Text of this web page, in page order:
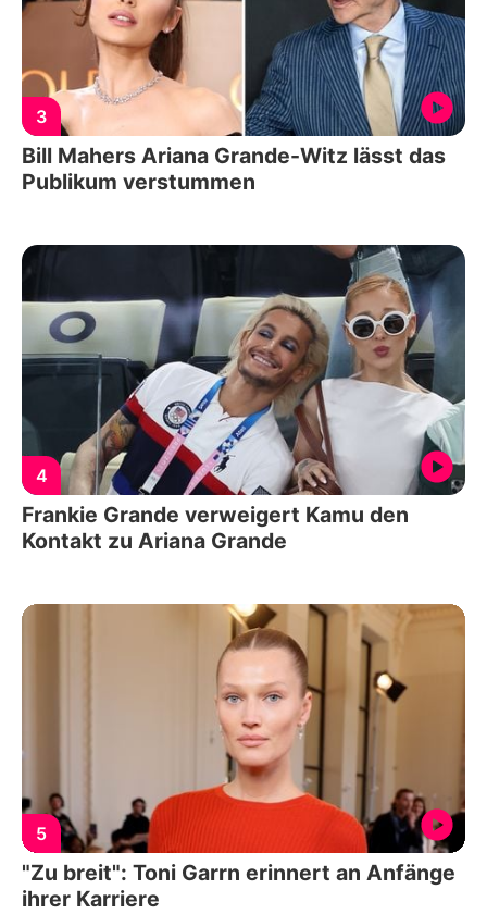
3
Bill Mahers Ariana Grande-Witz lässt das
Publikum verstummen
4
Frankie Grande verweigert Kamu den
Kontakt zu Ariana Grande
5
"Zu breit": Toni Garrn erinnert an Anfänge
ihrer Karriere